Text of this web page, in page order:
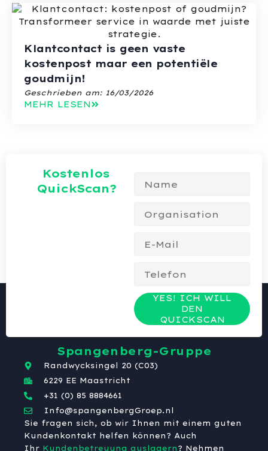
Klantcontact is geen vaste
kostenpost maar een potentiële
goudmijn!
Geschrieben am: 16/03/2026
MEHR LESEN
Kostenlos
QuickScan?
YES! ICH WILL
DEN
QUICKSCAN
Spangenberg-Gruppe
Randwycksingel 20 (C03)
6229 EE Maastricht
+31 (0) 85 8884661
Info@spangenbergGroep.nl
Sie fragen sich, ob wir Ihnen mit einem guten
Kundenkontakt helfen können? Auch
Ihr Kundenbetreuung auslagern ? Nehmen